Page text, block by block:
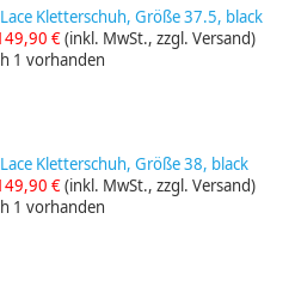
Kletterschuh, Größe 37.5, black
€(inkl. MwSt., zzgl. Versand)
1 vorhanden
Kletterschuh, Größe 38, black
€(inkl. MwSt., zzgl. Versand)
1 vorhanden